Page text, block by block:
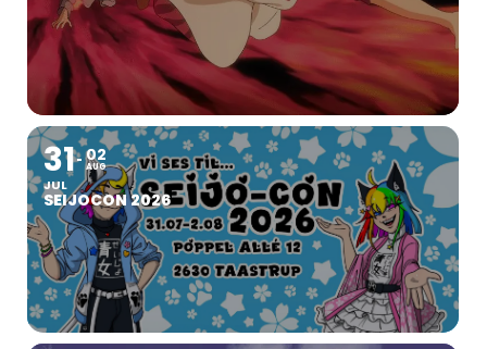
31
JUL
02
AUG
SEIJOCON 2026